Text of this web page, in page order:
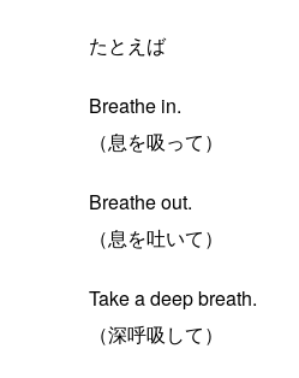
たとえば
Breathe in.
（息を吸って）
Breathe out.
（息を吐いて）
Take a deep breath.
（深呼吸して）